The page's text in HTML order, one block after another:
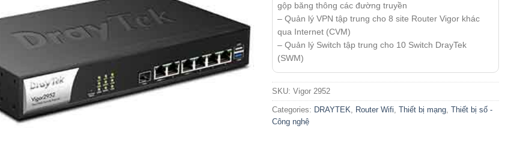
gộp băng thông các đường truyền
– Quản lý VPN tập trung cho 8 site Router Vigor khác
qua Internet (CVM)
– Quản lý Switch tập trung cho 10 Switch DrayTek
(SWM)
SKU:Vigor 2952
Categories: DRAYTEK, Router Wifi,Thiết bị mạng,Thiết bị số -
Công nghệ